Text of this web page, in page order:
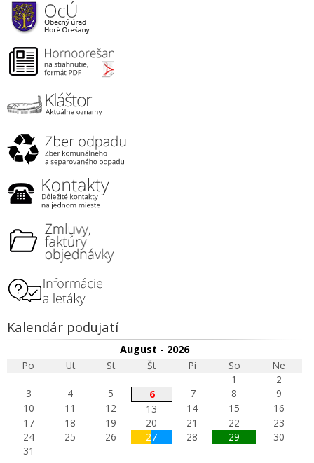
Kalendár podujatí
August - 2026
Po
Ut St Št Pi So
Ne
1
2
3
4 5 6 7 8
9
10
11 12 13 14 15
16
17
18 19 20 21 22
23
24
25 26 27 28 29
30
31